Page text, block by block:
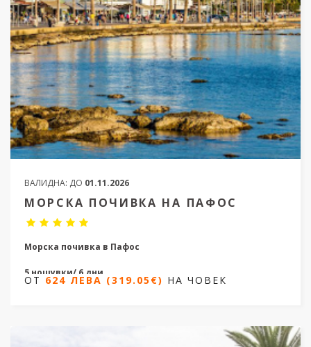
ВАЛИДНА: ДО 01.11.2026
МОРСКА ПОЧИВКА НА ПАФОС
Морска почивка в Пафос
5 нощувки/ 6 дни
НА ЧОВЕК
ОТ 624 ЛЕВА (319.05€) НА ЧОВЕК